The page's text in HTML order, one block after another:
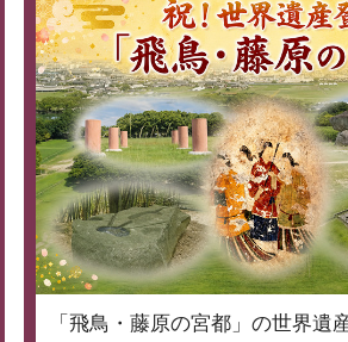
「飛鳥・藤原の宮都」の世界遺